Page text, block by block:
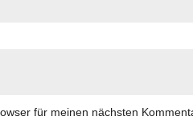
für meinen nächsten